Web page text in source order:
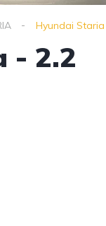
Hyundai
- 2.2